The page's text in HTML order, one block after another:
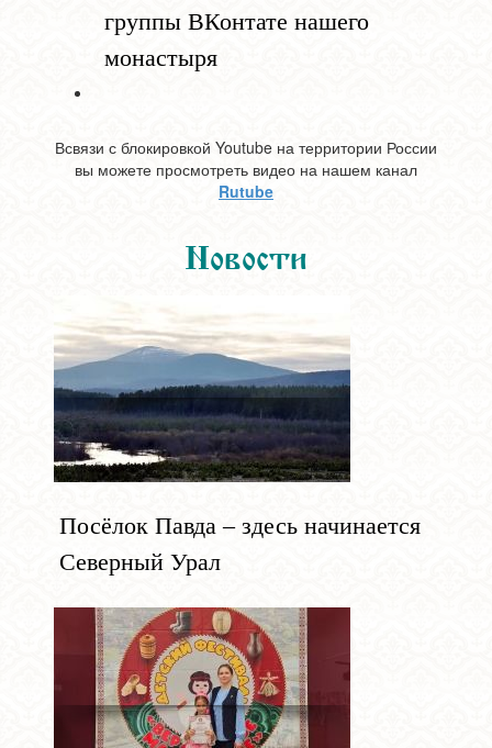
группы ВКонтате нашего
монастыря
Всвязи с блокировкой Youtube на территории России
вы можете просмотреть видео на нашем канал
Rutube
Новости
Посёлок Павда – здесь начинается
Северный Урал